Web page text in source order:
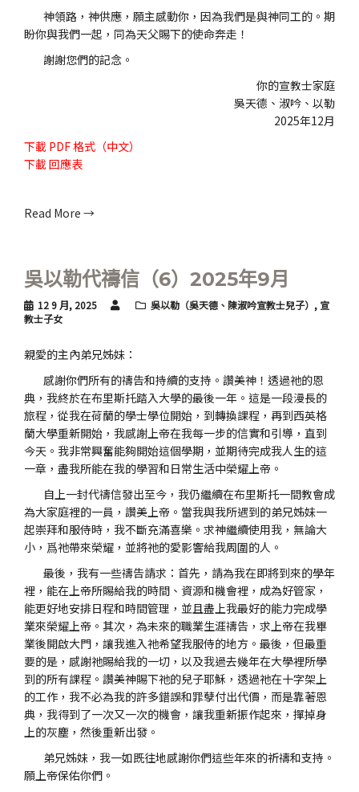
神領路，神供應，願主感動你，因為我們是與神同工的。期
盼你與我們一起，同為天父賜下的使命奔走！
謝謝您們的記念。
你的宣教士家庭
吳天德、淑吟、以勒
2025年12月
下載 PDF 格式（中文）
下載回應表
Read More →
吳以勒代禱信（6）2025年9月
12 9 月, 2025 吳以勒（吳天德、陳淑吟宣教士兒子） , 宣
教士子女
親愛的主內弟兄姊妹：
感謝你們所有的禱告和持續的支持。讚美神！透過祂的恩
典，我終於在布里斯托踏入大學的最後一年。這是一段漫長的
旅程，從我在荷蘭的學士學位開始，到轉換課程，再到西英格
蘭大學重新開始，我感謝上帝在我每一步的信實和引導，直到
今天。我非常興奮能夠開始這個學期，並期待完成我人生的這
一章，盡我所能在我的學習和日常生活中榮耀上帝。
自上一封代禱信發出至今，我仍繼續在布里斯托一間教會成
為大家庭裡的一員，讚美上帝。當我與我所遇到的弟兄姊妹一
起崇拜和服侍時，我不斷充滿喜樂。求神繼續使用我，無論大
小，爲祂帶來榮耀，並將祂的愛影響給我周圍的人。
最後，我有一些禱告請求：首先，請為我在即將到來的學年
裡，能在上帝所賜給我的時間、資源和機會裡，成為好管家，
能更好地安排日程和時間管理，並且盡上我最好的能力完成學
業來榮耀上帝。其次，為未來的職業生涯禱告，求上帝在我畢
業後開啟大門，讓我進入祂希望我服侍的地方。最後，但最重
要的是，感謝祂賜給我的一切，以及我過去幾年在大學裡所學
到的所有課程。讚美神賜下祂的兒子耶穌，透過祂在十字架上
的工作，我不必為我的許多錯誤和罪孽付出代價，而是靠著恩
典，我得到了一次又一次的機會，讓我重新振作起來，撣掉身
上的灰塵，然後重新出發。
弟兄姊妹，我一如既往地感謝你們這些年來的祈禱和支持。
願上帝保佑你們。